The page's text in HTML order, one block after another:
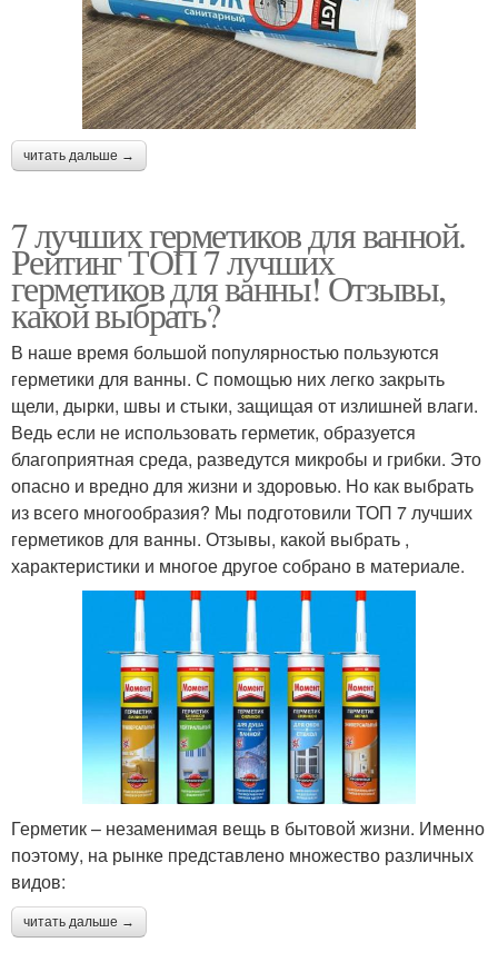
читать дальше →
7 лучших герметиков для ванной.
Рейтинг ТОП 7 лучших
герметиков для ванны! Отзывы,
какой выбрать?
В наше время большой популярностью пользуются
герметики для ванны. С помощью них легко закрыть
щели, дырки, швы и стыки, защищая от излишней влаги.
Ведь если не использовать герметик, образуется
благоприятная среда, разведутся микробы и грибки. Это
опасно и вредно для жизни и здоровью. Но как выбрать
из всего многообразия? Мы подготовили ТОП 7 лучших
герметиков для ванны. Отзывы, какой выбрать ,
характеристики и многое другое собрано в материале.
Герметик – незаменимая вещь в бытовой жизни. Именно
поэтому, на рынке представлено множество различных
видов:
читать дальше →